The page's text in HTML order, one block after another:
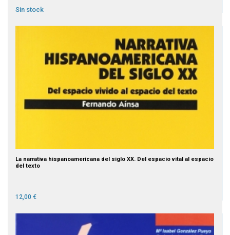
Sin stock
La narrativa hispanoamericana del siglo XX. Del espacio vital al espacio
del texto
12,00 €